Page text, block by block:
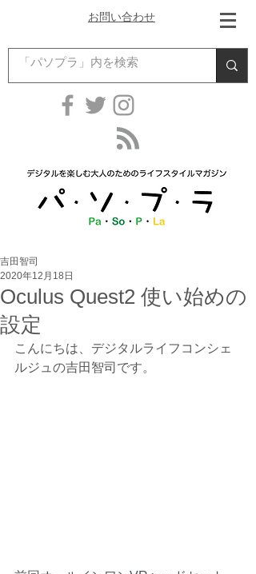
お問い合わせ
Oculus Quest2 使い始めの
設定
吉田智司
2020年12月18日
こんにちは、デジタルライフコンシェ
ルジュの吉田智司です。